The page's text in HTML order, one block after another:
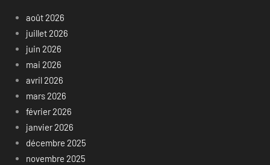
août 2026
juillet 2026
juin 2026
mai 2026
avril 2026
mars 2026
février 2026
janvier 2026
décembre 2025
novembre 2025